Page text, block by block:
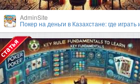
AdminSite
Покер на деньги в Казахстане: где играть